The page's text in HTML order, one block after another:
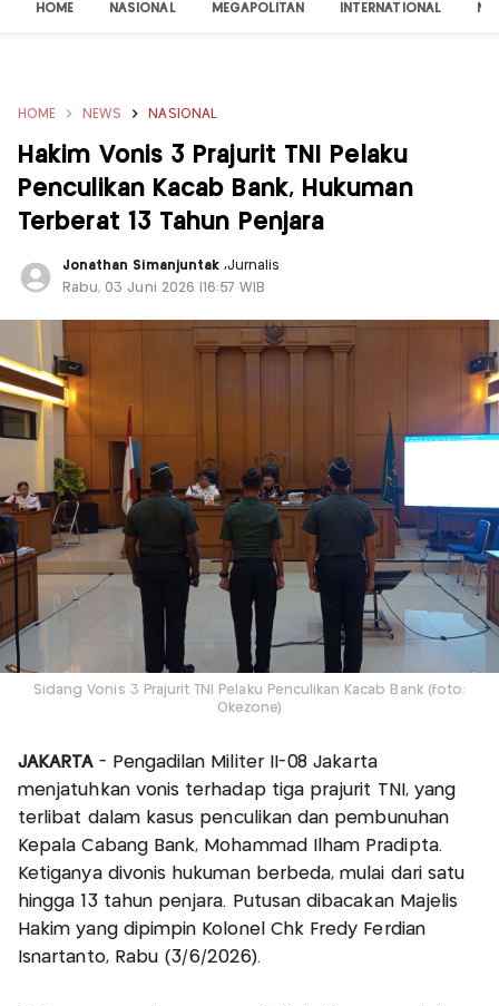
HOME NASIONAL MEGAPOLITAN INTERNATIONAL
HOME NEWS NASIONAL
Hakim Vonis 3 Prajurit TNI Pelaku
Penculikan Kacab Bank, Hukuman
Terberat 13 Tahun Penjara
Jonathan Simanjuntak,Jurnalis
Rabu, 03 Juni 2026 |16:57 WIB
Sidang Vonis 3 Prajurit TNI Pelaku Penculikan Kacab Bank (foto:
Okezone)
JAKARTA- Pengadilan Militer II-08 Jakarta
menjatuhkan vonis terhadap tiga prajurit TNI, yang
terlibat dalam kasus penculikan dan pembunuhan
Kepala Cabang Bank, Mohammad Ilham Pradipta.
Ketiganya divonis hukuman berbeda, mulai dari satu
hingga 13 tahun penjara. Putusan dibacakan Majelis
Hakim yang dipimpin Kolonel Chk Fredy Ferdian
Isnartanto, Rabu (3/6/2026).